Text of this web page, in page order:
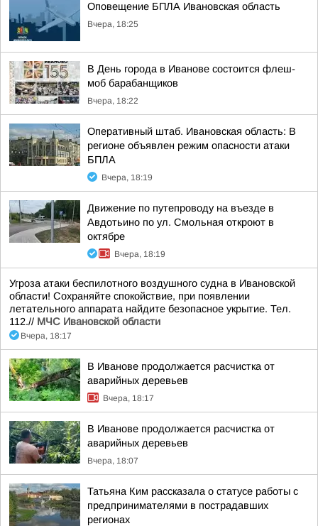
Оповещение БПЛА Ивановская область
Вчера, 18:25
В День города в Иванове состоится флеш-
моб барабанщиков
Вчера, 18:22
Оперативный штаб. Ивановская область: В
регионе объявлен режим опасности атаки
БПЛА
Вчера, 18:19
Движение по путепроводу на въезде в
Авдотьино по ул. Смольная откроют в
октябре
Вчера, 18:19
Угроза атаки беспилотного воздушного судна в Ивановской
области! Сохраняйте спокойствие, при появлении
летательного аппарата найдите безопасное укрытие. Тел.
112.// МЧС Ивановской области
Вчера, 18:17
В Иванове продолжается расчистка от
аварийных деревьев
Вчера, 18:17
В Иванове продолжается расчистка от
аварийных деревьев
Вчера, 18:07
Татьяна Ким рассказала о статусе работы с
предпринимателями в пострадавших
регионах